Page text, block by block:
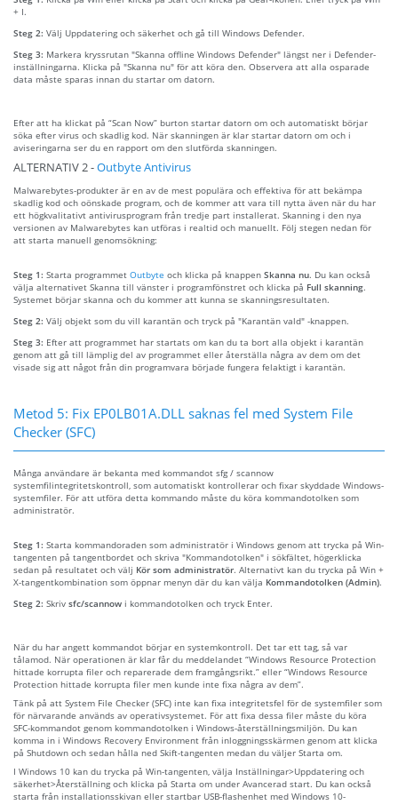
+ I.
Steg 2: Välj Uppdatering och säkerhet och gå till Windows Defender.
Steg 3: Markera kryssrutan "Skanna offline Windows Defender" längst ner i Defender-
inställningarna. Klicka på "Skanna nu" för att köra den. Observera att alla osparade
data måste sparas innan du startar om datorn.
Efter att ha klickat på “Scan Now” burton startar datorn om och automatiskt börjar
söka efter virus och skadlig kod. När skanningen är klar startar datorn om och i
aviseringarna ser du en rapport om den slutförda skanningen.
ALTERNATIV 2 -Outbyte Antivirus
Malwarebytes-produkter är en av de mest populära och effektiva för att bekämpa
skadlig kod och oönskade program, och de kommer att vara till nytta även när du har
ett högkvalitativt antivirusprogram från tredje part installerat. Skanning i den nya
versionen av Malwarebytes kan utföras i realtid och manuellt. Följ stegen nedan för
att starta manuell genomsökning:
Steg 1: Starta programmet Outbyte och klicka på knappen Skanna nu. Du kan också
välja alternativet Skanna till vänster i programfönstret och klicka på Full skanning.
Systemet börjar skanna och du kommer att kunna se skanningsresultaten.
Steg 2: Välj objekt som du vill karantän och tryck på "Karantän vald" -knappen.
Steg 3: Efter att programmet har startats om kan du ta bort alla objekt i karantän
genom att gå till lämplig del av programmet eller återställa några av dem om det
visade sig att något från din programvara började fungera felaktigt i karantän.
Metod 5: Fix EP0LB01A.DLL saknas fel med System File
Checker (SFC)
Många användare är bekanta med kommandot sfg / scannow
systemfilintegritetskontroll, som automatiskt kontrollerar och fixar skyddade Windows-
systemfiler. För att utföra detta kommando måste du köra kommandotolken som
administratör.
Steg 1: Starta kommandoraden som administratör i Windows genom att trycka på Win-
tangenten på tangentbordet och skriva "Kommandotolken" i sökfältet, högerklicka
sedan på resultatet och välj Kör som administratör. Alternativt kan du trycka på Win +
X-tangentkombination som öppnar menyn där du kan välja Kommandotolken (Admin).
Steg 2: Skriv sfc/scannow i kommandotolken och tryck Enter.
När du har angett kommandot börjar en systemkontroll. Det tar ett tag, så var
tålamod. När operationen är klar får du meddelandet “Windows Resource Protection
hittade korrupta filer och reparerade dem framgångsrikt.” eller “Windows Resource
Protection hittade korrupta filer men kunde inte fixa några av dem”.
Tänk på att System File Checker (SFC) inte kan fixa integritetsfel för de systemfiler som
för närvarande används av operativsystemet. För att fixa dessa filer måste du köra
SFC-kommandot genom kommandotolken i Windows-återställningsmiljön. Du kan
komma in i Windows Recovery Environment från inloggningsskärmen genom att klicka
på Shutdown och sedan hålla ned Skift-tangenten medan du väljer Starta om.
I Windows 10 kan du trycka på Win-tangenten, välja Inställningar>Uppdatering och
säkerhet>Återställning och klicka på Starta om under Avancerad start. Du kan också
starta från installationsskivan eller startbar USB-flashenhet med Windows 10-